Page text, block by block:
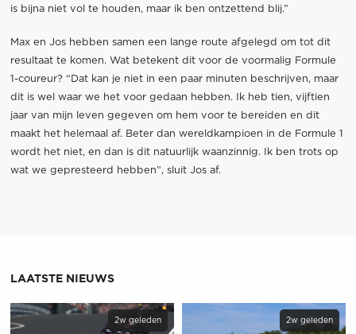
is bijna niet vol te houden, maar ik ben ontzettend blij.”
Max en Jos hebben samen een lange route afgelegd om tot dit
resultaat te komen. Wat betekent dit voor de voormalig Formule
1-coureur? “Dat kan je niet in een paar minuten beschrijven, maar
dit is wel waar we het voor gedaan hebben. Ik heb tien, vijftien
jaar van mijn leven gegeven om hem voor te bereiden en dit
maakt het helemaal af. Beter dan wereldkampioen in de Formule 1
wordt het niet, en dan is dit natuurlijk waanzinnig. Ik ben trots op
wat we gepresteerd hebben”, sluit Jos af.
LAATSTE NIEUWS
2w geleden 2w geleden